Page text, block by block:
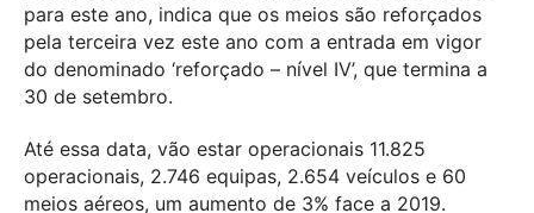
para este ano, indica que os meios são reforçados
pela terceira vez este ano com a entrada em vigor
do denominado ‘reforçado – nível IV’, que termina a
30 de setembro.
Até essa data, vão estar operacionais 11.825
operacionais, 2.746 equipas, 2.654 veículos e 60
meios aéreos, um aumento de 3% face a 2019.